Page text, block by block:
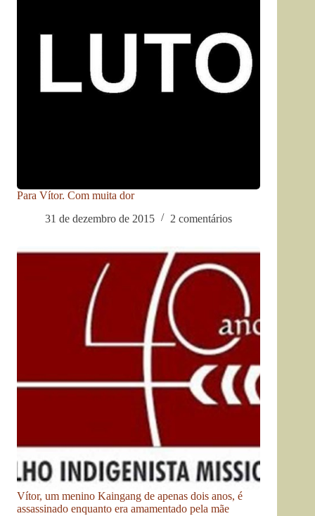
Para Vítor. Com muita dor
31 de dezembro de 2015
2 comentários
Vítor, um menino Kaingang de apenas dois anos, é
assassinado enquanto era amamentado pela mãe